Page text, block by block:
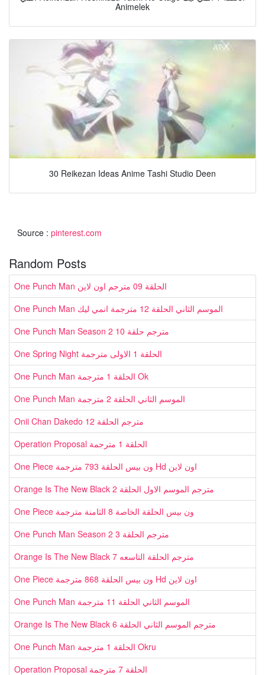
Animelek
30 Reikezan Ideas Anime Tashi Studio Deen
Source : pinterest.com
Random Posts
One Punch Man الحلقة 09 مترجم اون لاين
One Punch Man الموسم الثاني الحلقة 12 مترجمة انمي ليك
One Punch Man Season 2 مترجم حلقة 10
One Spring Night الحلقة 1 الاولى مترجمة
One Punch Man الحلقة 1 مترجمة Ok
One Punch Man الموسم الثاني الحلقة 2 مترجمة
Onii Chan Dakedo مترجم الحلقة 12
Operation Proposal الحلقة 1 مترجمة
One Piece ون بيس الحلقة 793 مترجمة Hd اون لاين
Orange Is The New Black مترجم الموسم الاول الحلقة 2
One Piece ون بيس الحلقة الخاصة 8 الثامنة مترجمة
One Punch Man Season 2 مترجم الحلقة 3
Orange Is The New Black 7 مترجم الحلقة التاسعه
One Piece ون بيس الحلقة 868 مترجمة Hd اون لاين
One Punch Man الموسم الثاني الحلقة 11 مترجمة
Orange Is The New Black مترجم الموسم الثاني الحلقة 6
One Punch Man الحلقة 1 مترجمة Okru
Operation Proposal الحلقة 7 مترجمة